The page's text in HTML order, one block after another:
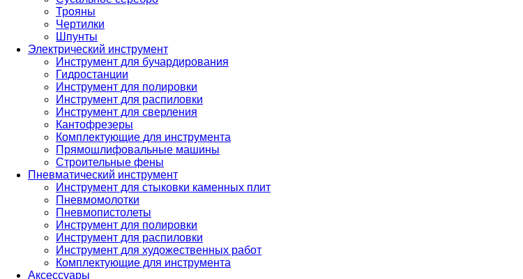
Трояны
Чертилки
Шпунты
Электрический инструмент
Инструмент для бучардирования
Гидростанции
Инструмент для полировки
Инструмент для распиловки
Инструмент для сверления
Кантофрезеры
Комплектующие для инструмента
Прямошлифовальные машины
Строительные фены
Пневматический инструмент
Инструмент для стыковки каменных плит
Пневмомолотки
Пневмопистолеты
Инструмент для полировки
Инструмент для распиловки
Инструмент для художественных работ
Комплектующие для инструмента
Аксессуары